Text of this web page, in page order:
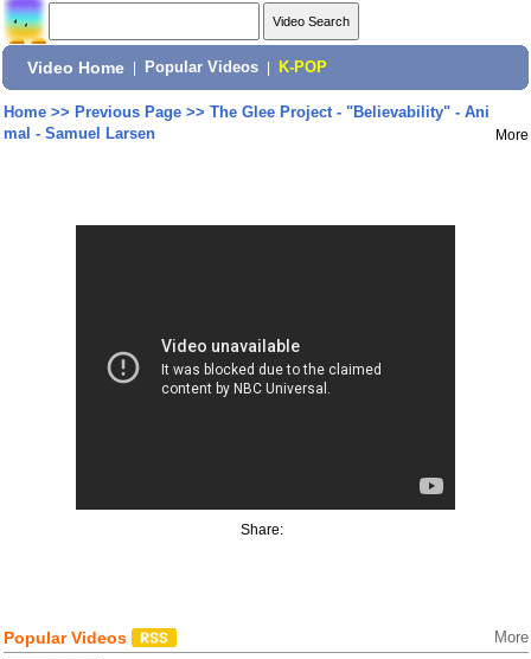
Video Home Popular Videos K-POP
Home>> Previous Page>> The Glee Project - "Believability" - Ani
mal - Samuel Larsen
More
Share:
Popular Videos More